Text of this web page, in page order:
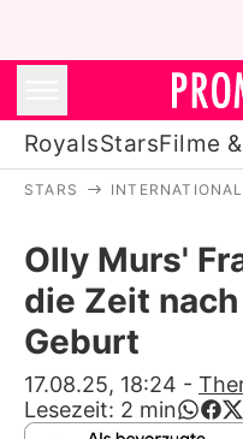
RoyalsStarsFilme
STARS
Olly Murs'
die Zeit
Geburt
17.08.25, 18:24 -
Lesezeit: 2 min